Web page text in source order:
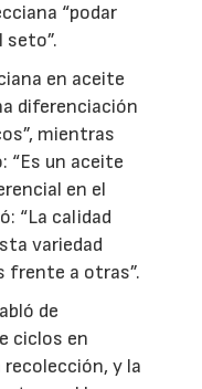
“podar
seto”.
en aceite
diferenciación
mientras
“Es un aceite
en el
“La calidad
variedad
frente a otras”.
de
ciclos en
y la